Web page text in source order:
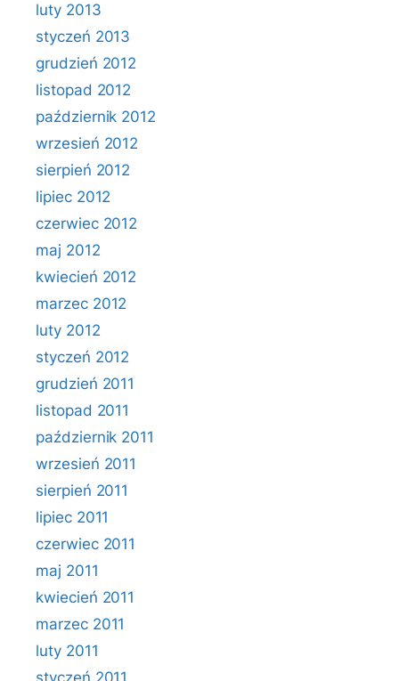
luty 2013
styczeń 2013
grudzień 2012
listopad 2012
październik 2012
wrzesień 2012
sierpień 2012
lipiec 2012
czerwiec 2012
maj 2012
kwiecień 2012
marzec 2012
luty 2012
styczeń 2012
grudzień 2011
listopad 2011
październik 2011
wrzesień 2011
sierpień 2011
lipiec 2011
czerwiec 2011
maj 2011
kwiecień 2011
marzec 2011
luty 2011
styczeń 2011